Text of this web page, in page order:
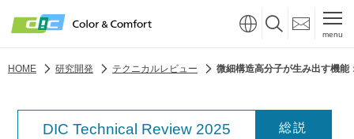
menu
HOME 研究開発 テクニカルレビュー 微細構造高分子が生み出す機能
DIC Technical Review 2025 総説